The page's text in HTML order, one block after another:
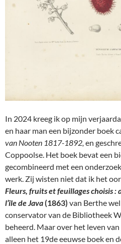
In 2024 kreeg ik op mijn
en haar man een bijzonder boek
van Nooten 1817-1892, en
Coppoolse. Het boek bevat een
gecombineerd met een
werk. Zij wisten niet dat ik het
Fleurs, fruits et feuillages choisis :
l’île de Java(1863) van Berthe
conservator van de Bibliotheek
beheerd. Maar over het leven
alleen het 19de eeuwse boek en